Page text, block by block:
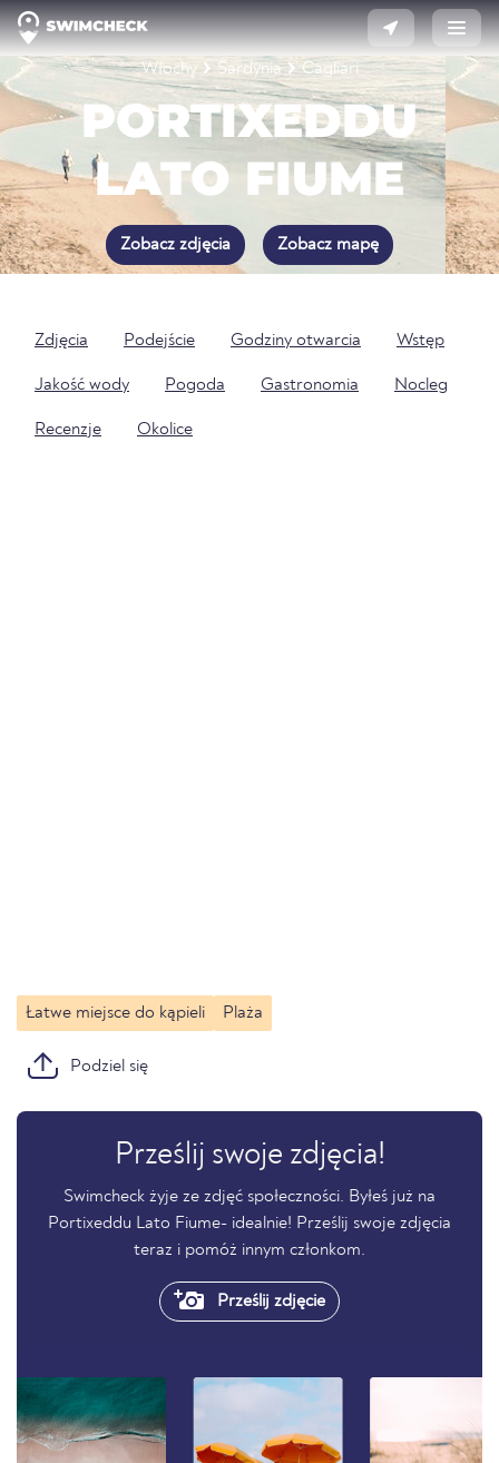
Włochy Sardynia Cagliari
PORTIXEDDU
LATO FIUME
Zobacz zdjęcia Zobacz mapę
Zdjęcia Podejście Godziny otwarcia Wstęp
Jakość wody Pogoda Gastronomia Nocleg
Recenzje Okolice
Łatwe miejsce do kąpieli Plaża
Podziel się
Prześlij swoje zdjęcia!
Swimcheck żyje ze zdjęć społeczności. Byłeś już na
Portixeddu Lato Fiume- idealnie! Prześlij swoje zdjęcia
teraz i pomóż innym członkom.
Prześlij zdjęcie